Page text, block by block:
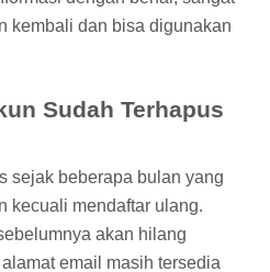
kembali dan bisa digunakan
Sudah Terhapus
sejak beberapa bulan yang
kecuali mendaftar ulang.
akan hilang
email masih tersedia